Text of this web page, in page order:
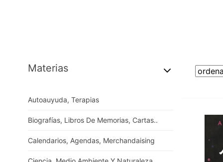
Materias
Autoauyuda, Terapias
Biografías, Libros De Memorias, Cartas..
Calendarios, Agendas, Merchandaising